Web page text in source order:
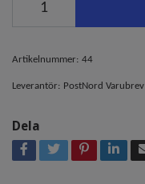
Artikelnummer: 44
Leverantör: PostNord Varubrev
Dela